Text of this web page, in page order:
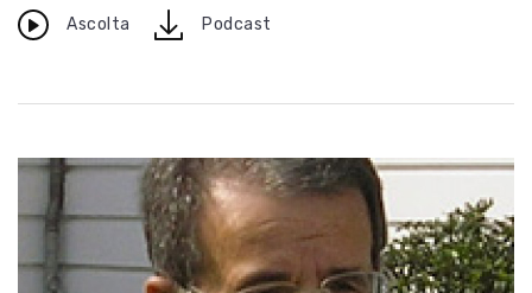
Ascolta downloadPodcast